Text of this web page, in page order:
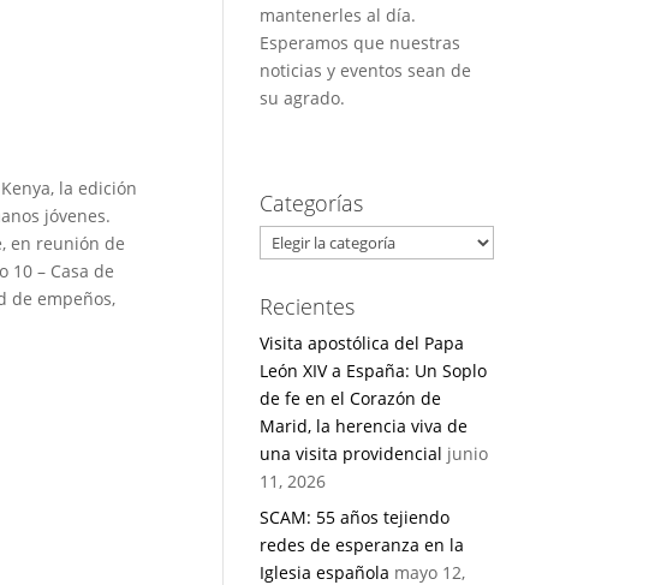
la edición
jóvenes.
en reunión de
10 – Casa de
de empeños,
mantenerles al día.
Esperamos que nuestras
noticias y eventos sean de
su agrado.
Categorías
Categorías
Recientes
Visita apostólica del Papa
León XIV a España: Un Soplo
de fe en el Corazón de
Marid, la herencia viva de
una visita providencial junio
11, 2026
SCAM: 55 años tejiendo
redes de esperanza en la
Iglesia española mayo 12,